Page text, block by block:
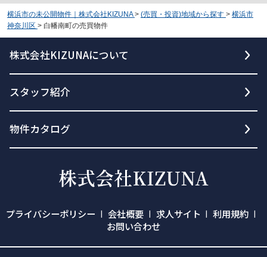
横浜市の未公開物件｜株式会社KIZUNA > (売買・投資)地域から探す > 横浜市
神奈川区 > 白幡南町の売買物件
株式会社KIZUNAについて
スタッフ紹介
物件カタログ
プライバシーポリシー 会社概要 求人サイト
利用規約
お問い合わせ